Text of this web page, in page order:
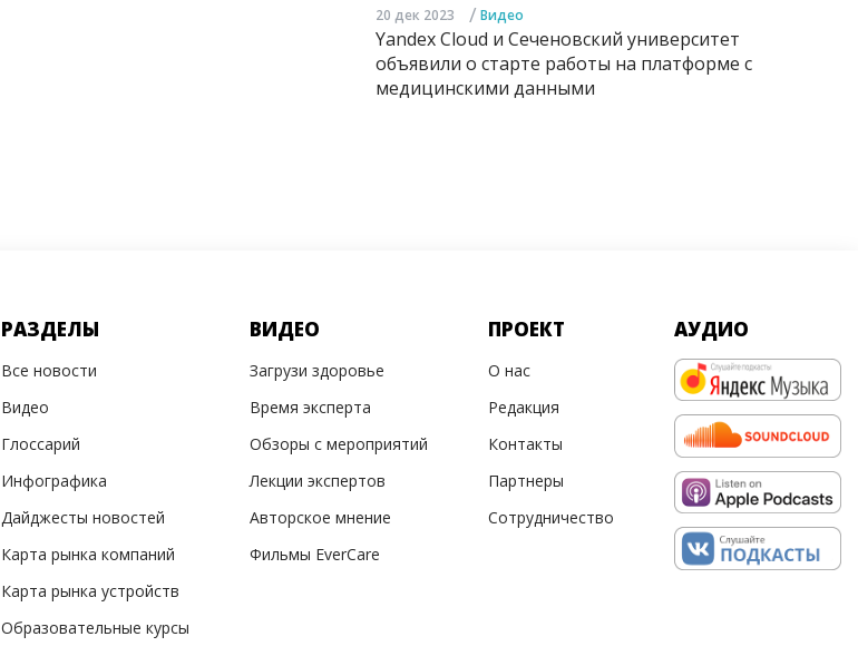
20 дек 2023 / Видео
Yandex Cloud и Сеченовский университет
объявили о старте работы на платформе с
медицинскими данными
РАЗДЕЛЫ
Все новости
Видео
Глоссарий
Инфографика
Дайджесты новостей
Карта рынка компаний
Карта рынка устройств
Образовательные курсы
ВИДЕО
Загрузи здоровье
Время эксперта
Обзоры с мероприятий
Лекции экспертов
Авторское мнение
Фильмы EverCare
ПРОЕКТ
О нас
Редакция
Контакты
Партнеры
Сотрудничество
АУДИО